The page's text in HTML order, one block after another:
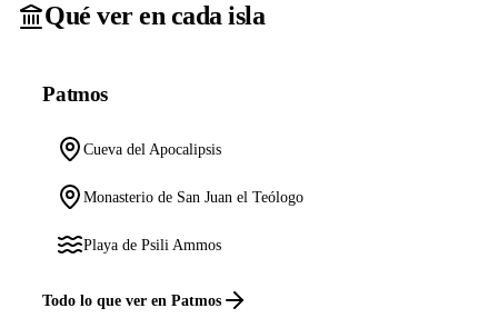
Qué ver en cada isla
Patmos
Cueva del Apocalipsis
Monasterio de San Juan el Teólogo
Playa de Psili Ammos
Todo lo que ver en Patmos